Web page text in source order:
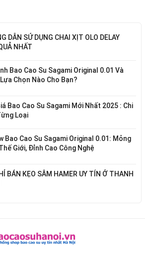
DẪN SỬ DỤNG CHAI XỊT OLO DELAY
NHẤT
Bao Cao Su Sagami Original 0.01 Và
Chọn Nào Cho Bạn?
Bao Cao Su Sagami Mới Nhất 2025 : Chi
Loại
Bao Cao Su Sagami Original 0.01: Mỏng
Giới, Đỉnh Cao Công Nghệ
BÁN KẸO SÂM HAMER UY TÍN Ở THANH